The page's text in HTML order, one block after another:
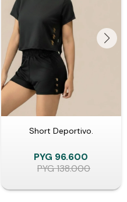
Short Deportivo.
PYG 96.600
PYG138.000